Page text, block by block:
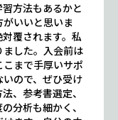
方法もあるかと
いいと思いま
覆されます。私
した。入会前は
まで手厚いサポ
ので、ぜひ受け
、参考書選定、
分析も細かく、